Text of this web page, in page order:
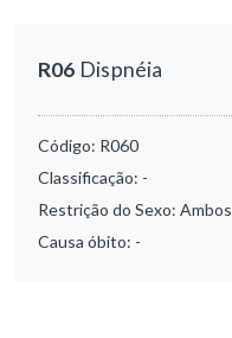
R06 Dispnéia
Código: R060
Classificação: -
Restrição do Sexo: Ambos
Causa óbito: -